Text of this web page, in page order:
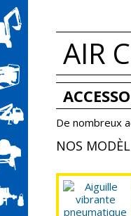
AIR
De nombreux
NOS